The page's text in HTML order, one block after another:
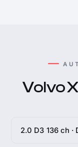
Volvo
2.0 D3 136 ch ·